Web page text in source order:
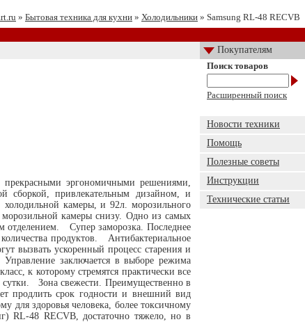
» Бытовая техника для кухни » Холодильники » Samsung RL-48 RECVB
Покупателям
эргономичными решениями,
сборкой, привлекательным дизайном, и
камеры, и 92л. морозильного
камеры снизу. Одно из самых
отделением. Супер заморозка. Последнее
продуктов. Антибактериальное
вызвать ускоренный процесс старения и
заключается в выборе режима
к которому стремятся практически все
сутки. Зона свежести. Преимущественно в
продлить срок годности и внешний вид
здоровья человека, более токсичному
RL-48 RECVB, достаточно тяжело, но в
Поиск товаров
Расширенный поиск
Новости техники
Помощь
Полезные советы
Инструкции
Технические статьи